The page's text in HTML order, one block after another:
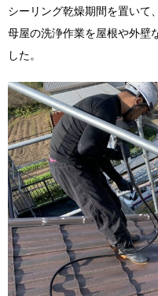
シーリング乾燥期間を置いて
母屋の洗浄作業を屋根や外壁
した。